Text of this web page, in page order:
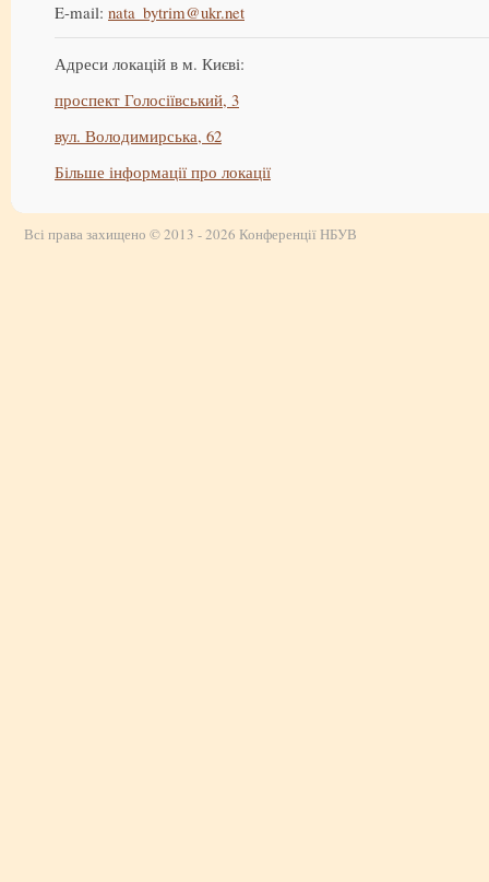
E-mail: nata_bytrim@ukr.net
Адреси локацій в м. Києві:
проспект Голосіївський, 3
вул. Володимирська, 62
Більше інформації про локації
Всі права захищено © 2013 - 2026 Конференції НБУВ